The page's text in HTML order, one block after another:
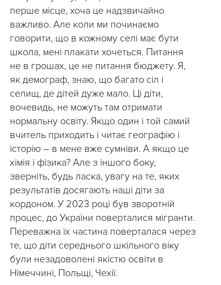
перше місце, хоча це надзвичайно
важливо. Але коли ми починаємо
говорити, що в кожному селі має бути
школа, мені плакати хочеться. Питання
не в грошах, це не питання бюджету. Я,
як демограф, знаю, що багато сіл і
селищ, де дітей дуже мало. Ці діти,
вочевидь, не можуть там отримати
нормальну освіту. Якщо один і той самий
вчитель приходить і читає географію і
історію – в мене вже сумніви. А якщо це
хімія і фізика? Але з іншого боку,
зверніть, будь ласка, увагу на те, яких
результатів досягають наші діти за
кордоном. У 2023 році був зворотній
процес, до України поверталися мігранти.
Переважна їх частина поверталася через
те, що діти середнього шкільного віку
були незадоволені якістю освіти в
Німеччині, Польщі, Чехії.